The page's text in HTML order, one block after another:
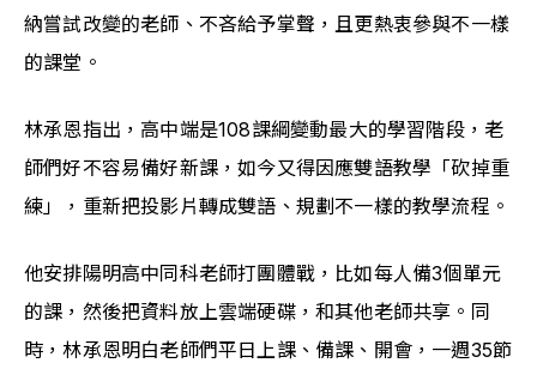
納嘗試改變的老師、不吝給予掌聲，且更熱衷參與不一樣
的課堂。
林承恩指出，高中端是108課綱變動最大的學習階段，老
師們好不容易備好新課，如今又得因應雙語教學「砍掉重
練」，重新把投影片轉成雙語、規劃不一樣的教學流程。
他安排陽明高中同科老師打團體戰，比如每人備3個單元
的課，然後把資料放上雲端硬碟，和其他老師共享。同
時，林承恩明白老師們平日上課、備課、開會，一週35節